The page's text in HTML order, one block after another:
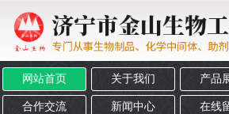
网站首页 关于我们 产品
合作交流 新闻中心 在线